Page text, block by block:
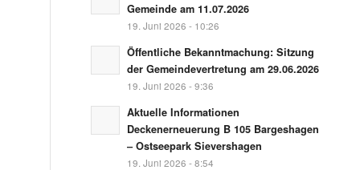
Gemeinde am 11.07.2026
19. Juni 2026 - 10:26
Öffentliche Bekanntmachung: Sitzung
der Gemeindevertretung am 29.06.2026
19. Juni 2026 - 9:36
Aktuelle Informationen
Deckenerneuerung B 105 Bargeshagen
– Ostseepark Sievershagen
19. Juni 2026 - 8:54